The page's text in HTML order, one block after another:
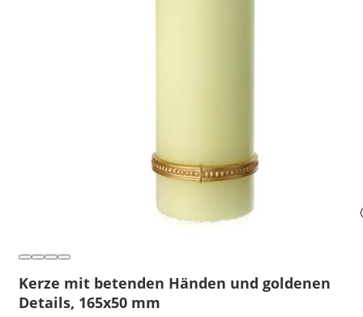
Kerze mit betenden Händen und goldenen
Details, 165x50 mm